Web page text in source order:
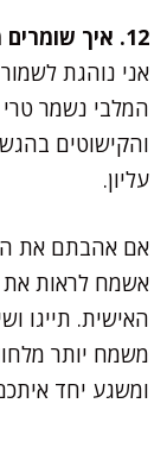
12. איך שומרים מלבי טרי לאורך זמן?
אני נוהגת
והקישוטים
עליון.
אם אהבתם את
אשמח לראות את
האישית. תייגו
משמח יותר
ומשגע יחד